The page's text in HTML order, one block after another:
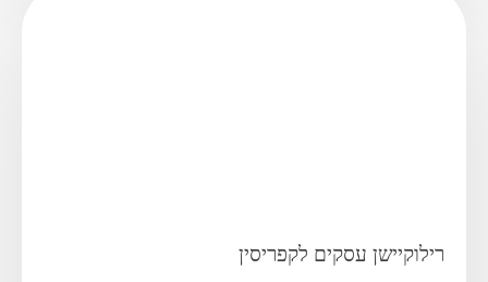
רילוקיישן עסקים לקפריסין